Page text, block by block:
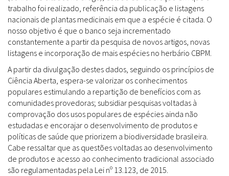
trabalho foi realizado, referência da publicação e listagens
nacionais de plantas medicinais em que a espécie é citada. O
nosso objetivo é que o banco seja incrementado
constantemente a partir da pesquisa de novos artigos, novas
listagens e incorporação de mais espécies no herbário CBPM.
A partir da divulgação destes dados, seguindo os princípios de
Ciência Aberta, espera-se valorizar os conhecimentos
populares estimulando a repartição de benefícios com as
comunidades provedoras; subsidiar pesquisas voltadas à
comprovação dos usos populares de espécies ainda não
estudadas e encorajar o desenvolvimento de produtos e
políticas de saúde que priorizem a biodiversidade brasileira.
Cabe ressaltar que as questões voltadas ao desenvolvimento
de produtos e acesso ao conhecimento tradicional associado
são regulamentadas pela Lei nº 13.123, de 2015.